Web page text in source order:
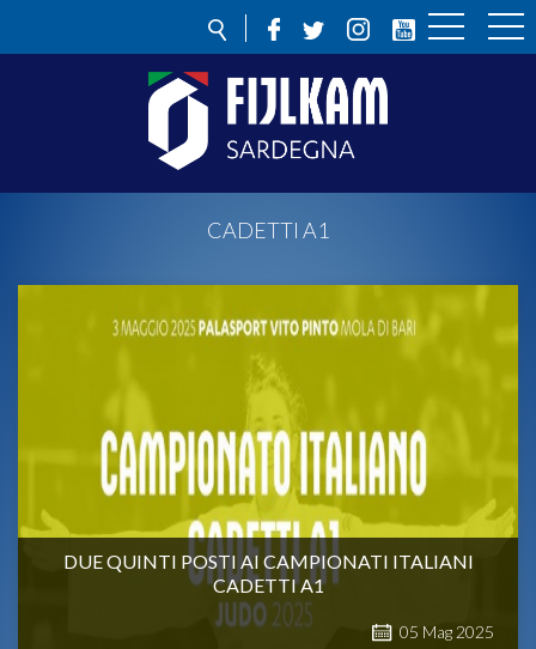
CADETTI A1
DUE QUINTI POSTI AI CAMPIONATI ITALIANI
CADETTI A1
05 Mag 2025